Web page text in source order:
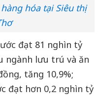
hóa tại Siêu thị
đạt 81 nghìn tỷ
ngành lưu trú và ăn
tăng 10,9%;
đạt hơn 0,2 nghìn tỷ